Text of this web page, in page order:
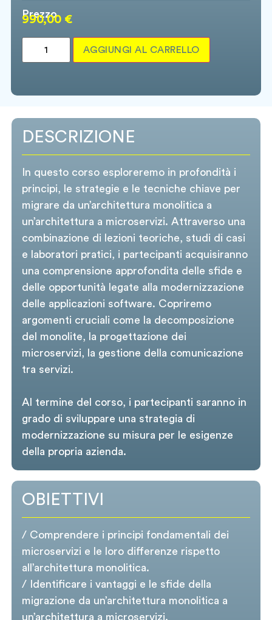
Prezzo
990,00 €
AGGIUNGI AL CARRELLO
DESCRIZIONE
In questo corso esploreremo in profondità i
principi, le strategie e le tecniche chiave per
migrare da un’architettura monolitica a
un’architettura a microservizi. Attraverso una
combinazione di lezioni teoriche, studi di casi
e laboratori pratici, i partecipanti acquisiranno
una comprensione approfondita delle sfide e
delle opportunità legate alla modernizzazione
delle applicazioni software. Copriremo
argomenti cruciali come la decomposizione
del monolite, la progettazione dei
microservizi, la gestione della comunicazione
tra servizi.
Al termine del corso, i partecipanti saranno in
grado di sviluppare una strategia di
modernizzazione su misura per le esigenze
della propria azienda.
OBIETTIVI
/ Comprendere i principi fondamentali dei
microservizi e le loro differenze rispetto
all’architettura monolitica.
/ Identificare i vantaggi e le sfide della
migrazione da un’architettura monolitica a
un’architettura a microservizi.